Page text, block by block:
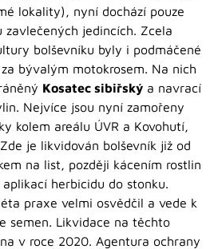
lokality), nyní dochází pouze
zavlečených jedincích. Zcela
bolševníku byly i podmáčené
bývalým motokrosem. Na nich
Kosatec sibiřský a navrací
Nejvíce jsou nyní zamořeny
kolem areálu ÚVR a Kovohutí,
je likvidován bolševník již od
na list, později kácením rostlin
herbicidu do stonku.
praxe velmi osvědčil a vede k
semen. Likvidace na těchto
v roce 2020. Agentura ochrany